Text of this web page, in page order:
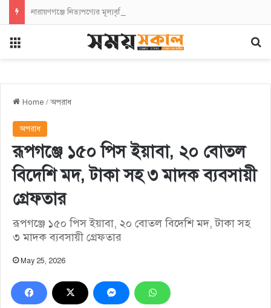
Home /অপরাধ
অপরাধ
রূপগঞ্জে ১৫০ পিস ইয়াবা, ২০ বোতল
বিদেশি মদ, টাকা সহ ৩ মাদক ব্যবসায়ী
গ্রেফতার
রূপগঞ্জে ১৫০ পিস ইয়াবা, ২০ বোতল বিদেশি মদ, টাকা সহ
৩ মাদক ব্যবসায়ী গ্রেফতার
May 25, 2026